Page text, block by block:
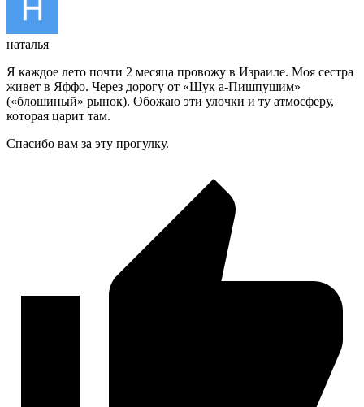
наталья
Я каждое лето почти 2 месяца провожу в Израиле. Моя сестра
живет в Яффо. Через дорогу от «Шук а-Пишпушим»
(«блошиный» рынок). Обожаю эти улочки и ту атмосферу,
которая царит там.
Спасибо вам за эту прогулку.